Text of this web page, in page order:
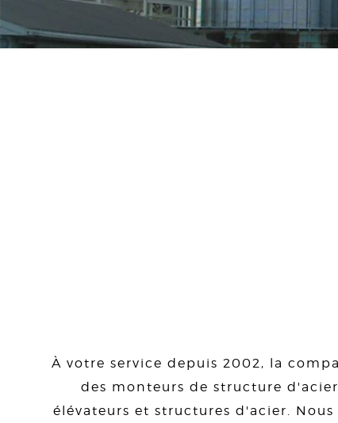
À votre service depuis 2002, la
des monteurs de structure
élévateurs et structures d'acier.